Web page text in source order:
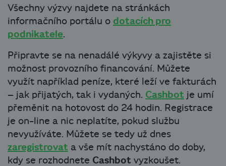
Všechny výzvy najdete na stránkách
informačního portálu o dotacích pro
podnikatele.
Připravte se na nenadálé výkyvy a zajistěte si
možnost provozního financování. Můžete
využít například peníze, které leží ve fakturách
– jak přijatých, tak i vydaných. Cashbot je umí
přeměnit na hotovost do 24 hodin. Registrace
je on-line a nic neplatíte, pokud službu
nevyužíváte. Můžete se tedy už dnes
zaregistrovat a vše mít nachystáno do doby,
kdy se rozhodnete Cashbot vyzkoušet.